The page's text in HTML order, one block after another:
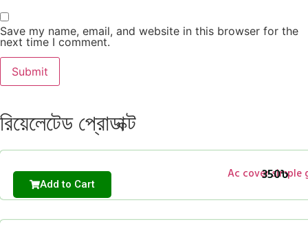
Save my name, email, and website in this browser for the
next time I comment.
রিয়েলেটেড প্রোডাক্ট
Ac cover simple
350৳
Add to Cart